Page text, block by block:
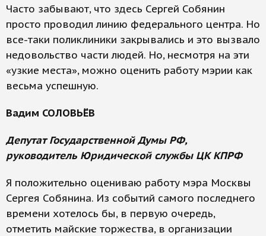
Часто забывают, что здесь Сергей Собянин
просто проводил линию федерального центра. Но
все-таки поликлиники закрывались и это вызвало
недовольство части людей. Но, несмотря на эти
«узкие места», можно оценить работу мэрии как
весьма успешную.
Вадим СОЛОВЬЁВ
Депутат Государственной Думы РФ,
руководитель Юридической службы ЦК КПРФ
Я положительно оцениваю работу мэра Москвы
Сергея Собянина. Из событий самого последнего
времени хотелось бы, в первую очередь,
отметить майские торжества, в организации